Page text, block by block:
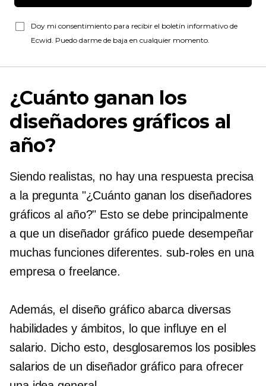
Doy mi consentimiento para recibir el boletín informativo de
Ecwid. Puedo darme de baja en cualquier momento.
¿Cuánto ganan los
diseñadores gráficos al
año?
Siendo realistas, no hay una respuesta precisa
a la pregunta "¿Cuánto ganan los diseñadores
gráficos al año?" Esto se debe principalmente
a que un diseñador gráfico puede desempeñar
muchas funciones diferentes.sub-roles en una
empresa o freelance.
Además, el diseño gráfico abarca diversas
habilidades y ámbitos, lo que influye en el
salario. Dicho esto, desglosaremos los posibles
salarios de un diseñador gráfico para ofrecer